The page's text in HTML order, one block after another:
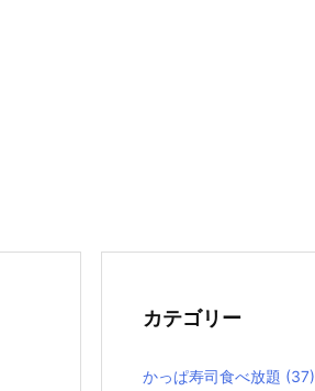
カテゴリー
かっぱ寿司食べ放題 (37)